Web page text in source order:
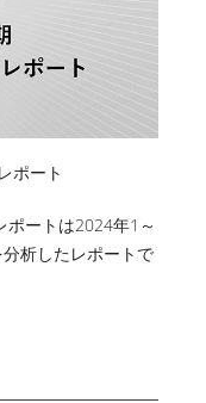
ポート
ートは2024年1～
析したレポートで